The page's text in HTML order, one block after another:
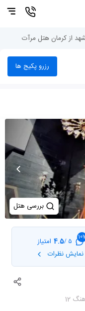
از کرمان هتل مرآت
رزرو پکیج ها
بررسی هتل
5 /
4.5 امتیاز
نمایش نظرات